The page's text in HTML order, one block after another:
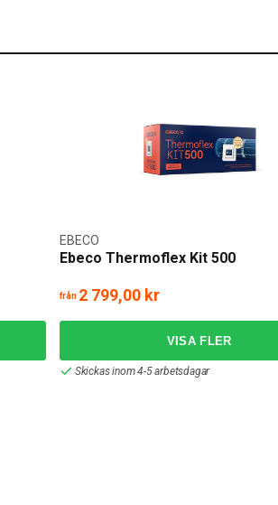
Ebeco Thermoflex Kit 500
EBECO
från 2 799,00 kr
Skickas inom 4-5 arbetsdagar